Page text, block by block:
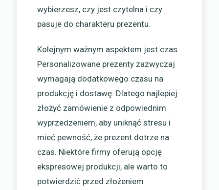
wybierzesz, czy jest czytelna i czy
pasuje do charakteru prezentu.
Kolejnym ważnym aspektem jest czas.
Personalizowane prezenty zazwyczaj
wymagają dodatkowego czasu na
produkcję i dostawę. Dlatego najlepiej
złożyć zamówienie z odpowiednim
wyprzedzeniem, aby uniknąć stresu i
mieć pewność, że prezent dotrze na
czas. Niektóre firmy oferują opcję
ekspresowej produkcji, ale warto to
potwierdzić przed złożeniem